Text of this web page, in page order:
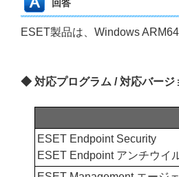
回答
ESET製品は、Windows
◆ 対応プログラム / 対応バージ
ESET Endpoint Security
ESET Endpoint アンチウイ